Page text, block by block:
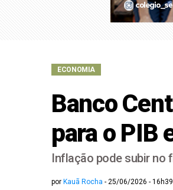
ECONOMIA
Banco
para o PIB
Inflação pode subir no
por Kauã Rocha 25/06/2026 - 16h39